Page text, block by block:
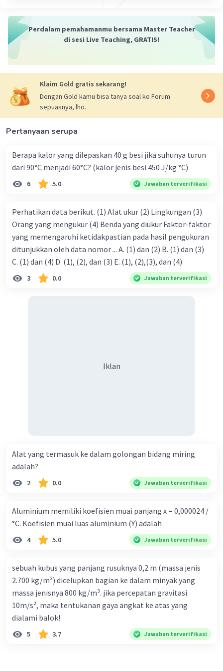
Susunan Fisik
Susunan fisik senyawa adalah cara atom-atom
susunan ionik, atau susunan atomik.
Susunan molekulerterjadi pada senyawa yang
tersusun atas molekul-molekul. Molekul-
molekul ini dapat saling berikatan secara
kovalen atau ion.
Susunan ionik
tarik-menarik secara elektrostatis.
Susunan atomikterjadi pada senyawa yang
tersusun atas atom-atom. Atom-atom ini dapat
saling berikatan secara logam.
susunan fisik yang berbeda. Misalnya, senyawa air
(H2O) memiliki susunan kimia ikatan kovalen,
tetapi memiliki susunan fisik molekuler. Senyawa
garam dapur (NaCl) memiliki susunan kimia
ikatan ion, tetapi memiliki susunan fisik ionik.
Susunan senyawa dapat mempengaruhi sifat-
Perdalam pemahamanmu bersama Master Teacher
di sesi Live Teaching, GRATIS!
Klaim Gold gratis sekarang!
Dengan Gold kamu bisa tanya soal ke Forum
sepuasnya, lho.
Pertanyaan serupa
Berapa kalor yang dilepaskan 40 g besi jika suhunya turun
dari 90°C menjadi 60°C? (kalor jenis besi 450 J/kg °C)
6 5.0 Jawaban terverifikasi
Perhatikan data berikut. (1) Alat ukur (2) Lingkungan (3)
Orang yang mengukur (4) Benda yang diukur Faktor-faktor
yang memengaruhi ketidakpastian pada hasil pengukuran
ditunjukkan oleh data nomor ... A. (1) dan (2) B. (1) dan (3)
C. (1) dan (4) D. (1), (2), dan (3) E. (1), (2),(3), dan (4)
3 0.0 Jawaban terverifikasi
Iklan
Alat yang termasuk ke dalam golongan bidang miring
adalah?
2 0.0 Jawaban terverifikasi
Aluminium memiliki koefisien muai panjang x = 0,000024 /
°C. Koefisien muai luas aluminium (Y) adalah
4 5.0 Jawaban terverifikasi
sebuah kubus yang panjang rusuknya 0,2 m (massa jenis
2.700 kg/m³) dicelupkan bagian ke dalam minyak yang
massa jenisnya 800 kg/m³. jika percepatan gravitasi
10m/s², maka tentukanan gaya angkat ke atas yang
dialami balok!
5 3.7 Jawaban terverifikasi